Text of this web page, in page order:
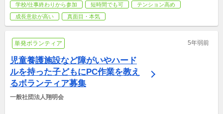
学校/仕事終わりから参加 短時間でも可
テンション高め
成長意欲が高い
真面目・本気
単発ボランティア 5年弱前
児童養護施設など障がいやハード
ルを持った子どもにPC作業を教え
るボランティア募集
一般社団法人翔明会